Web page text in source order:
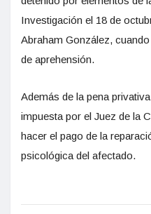
Investigación el 18 de
Abraham González,
de aprehensión.
Además de la pena
impuesta por el Juez de la
hacer el pago de la
psicológica del afectado.